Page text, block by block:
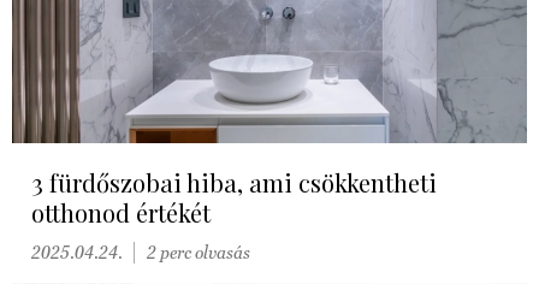
3 fürdőszobai hiba, ami csökkentheti
otthonod értékét
2025.04.24. 2 perc olvasás